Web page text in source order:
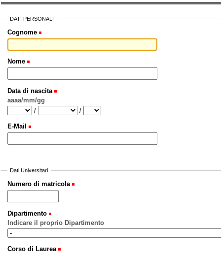
DATI PERSONALI
Cognome
Nome
Data di nascita
aaaa/mm/gg
Year
/
Month /
Day
E-Mail
Dati Universitari
Numero di matricola
Dipartimento
Indicare il proprio Dipartimento
Corso di Laurea